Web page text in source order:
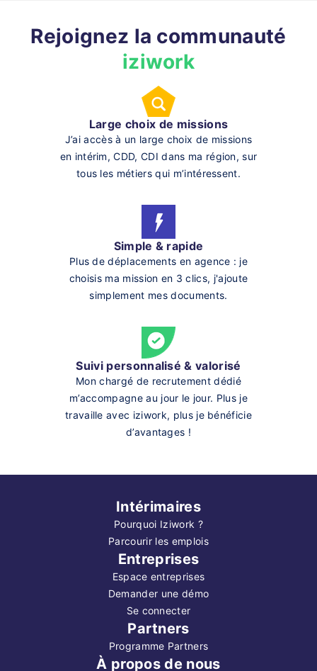
Rejoignez la communauté
iziwork
Large choix de missions
J’ai accès à un large choix de missions
en intérim, CDD, CDI dans ma région, sur
tous les métiers qui m’intéressent.
Simple & rapide
Plus de déplacements en agence : je
choisis ma mission en 3 clics, j'ajoute
simplement mes documents.
Suivi personnalisé & valorisé
Mon chargé de recrutement dédié
m’accompagne au jour le jour. Plus je
travaille avec iziwork, plus je bénéficie
d’avantages !
Intérimaires
Pourquoi Iziwork ?
Parcourir les emplois
Entreprises
Espace entreprises
Demander une démo
Se connecter
Partners
Programme Partners
À propos de nous